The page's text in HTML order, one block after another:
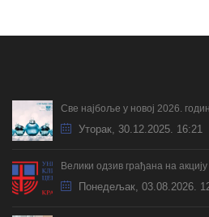
Све најбоље у новој 2026.
Уторак, 30.12.2025. 16:21
Велики одзив грађана на
Понедељак, 03.08.2026.